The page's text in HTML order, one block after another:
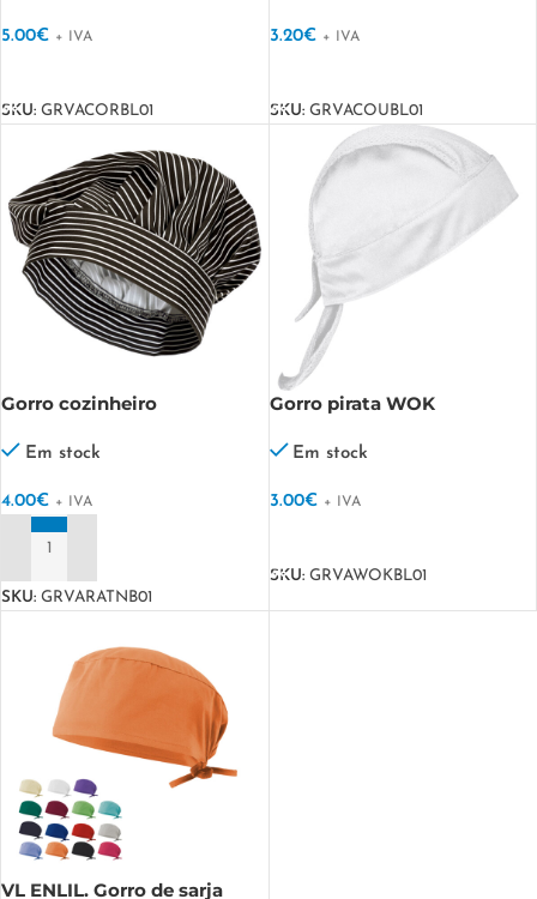
5.00€ + IVA
SKU: GRVACORBL01
3.20€ + IVA
SKU: GRVACOUBL01
Gorro cozinheiro
Em stock
4.00€ + IVA
SKU: GRVARATNB01
Gorro pirata WOK
Em stock
3.00€ + IVA
SKU: GRVAWOKBL01
VL ENLIL. Gorro de sarja